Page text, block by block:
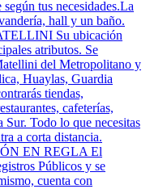
tus necesidades.La
hall y un baño.
Su ubicación
atributos. Se
del Metropolitano y
Huaylas, Guardia
tiendas,
cafeterías,
Todo lo que necesitas
a corta distancia.
EN REGLA El
Públicos y se
cuenta con